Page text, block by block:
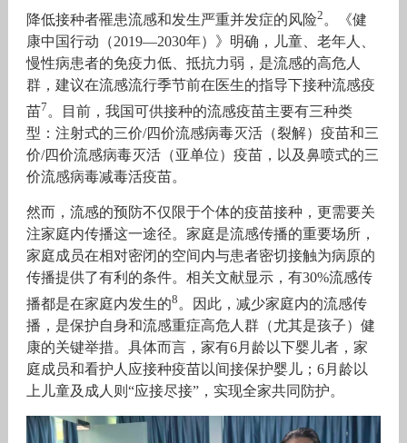
降低接种者罹患流感和发生严重并发症的风险2 。《健
康中国行动（2019—2030年）》明确，儿童、老年人、
慢性病患者的免疫力低、抵抗力弱，是流感的高危人
群，建议在流感流行季节前在医生的指导下接种流感疫
苗7 。目前，我国可供接种的流感疫苗主要有三种类
型：注射式的三价/四价流感病毒灭活（裂解）疫苗和三
价/四价流感病毒灭活（亚单位）疫苗，以及鼻喷式的三
价流感病毒减毒活疫苗。
然而，流感的预防不仅限于个体的疫苗接种，更需要关
注家庭内传播这一途径。家庭是流感传播的重要场所，
家庭成员在相对密闭的空间内与患者密切接触为病原的
传播提供了有利的条件。相关文献显示，有30%流感传
播都是在家庭内发生的8。因此，减少家庭内的流感传
播，是保护自身和流感重症高危人群（尤其是孩子）健
康的关键举措。具体而言，家有6月龄以下婴儿者，家
庭成员和看护人应接种疫苗以间接保护婴儿；6月龄以
上儿童及成人则“应接尽接”，实现全家共同防护。